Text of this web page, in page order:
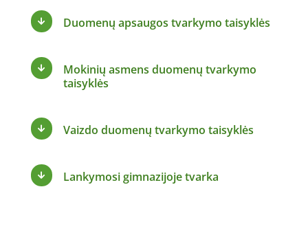
 Duomenų apsaugos tvarkymo taisyklės

Mokinių asmens duomenų tvarkymo
taisyklės
 Vaizdo duomenų tvarkymo taisyklės
 Lankymosi gimnazijoje tvarka